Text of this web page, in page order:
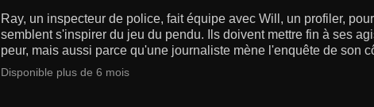
Ray, un inspecteur de police, fait équipe avec Will, un profiler,
semblent s'inspirer du jeu du pendu. Ils doivent mettre fin à ses
peur, mais aussi parce qu'une journaliste mène l'enquête de son
Disponible plus de 6 mois